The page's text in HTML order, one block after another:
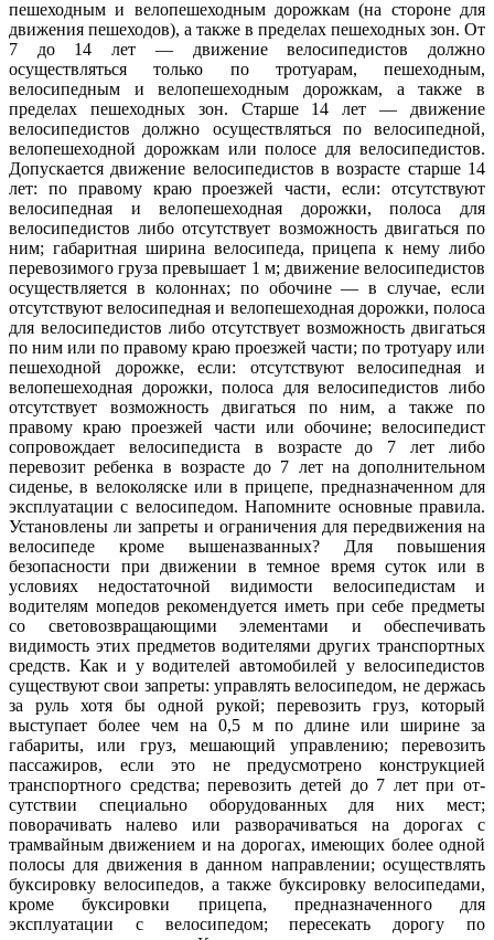
пешеходным и велопешеходным дорожкам (на стороне для
движения пешеходов), а также в пределах пешеходных зон. От
7 до 14 лет — движение велосипедистов должно
осуществляться только по тротуарам, пешеходным,
велосипедным и велопешеходным дорожкам, а также в
пределах пешеходных зон. Старше 14 лет — движение
велосипедистов должно осуществляться по велосипедной,
велопешеходной дорожкам или полосе для велосипедистов.
Допускается движение велосипедистов в возрасте старше 14
лет: по правому краю проезжей части, если: отсутствуют
велосипедная и велопешеходная дорожки, полоса для
велосипедистов либо отсутствует возможность двигаться по
ним; габаритная ширина велосипеда, прицепа к нему либо
перевозимого груза превышает 1 м; движение велосипедистов
осуществляется в колоннах; по обочине — в случае, если
отсутствуют велосипедная и велопешеходная дорожки, полоса
для велосипедистов либо отсутствует возможность двигаться
по ним или по правому краю проезжей части; по тротуару или
пешеходной дорожке, если: отсутствуют велосипедная и
велопешеходная дорожки, полоса для велосипедистов либо
отсутствует возможность двигаться по ним, а также по
правому краю проезжей части или обочине; велосипедист
сопровождает велосипедиста в возрасте до 7 лет либо
перевозит ребенка в возрасте до 7 лет на дополнительном
сиденье, в велоколяске или в прицепе, предназначенном для
эксплуатации с велосипедом. Напомните основные правила.
Установлены ли запреты и ограничения для передвижения на
велосипеде кроме вышеназванных? Для повышения
безопасности при движении в темное время суток или в
условиях недостаточной видимости велосипедистам и
водителям мопедов рекомендуется иметь при себе предметы
со световозвращающими элементами и обеспечивать
видимость этих предметов водителями других транспортных
средств. Как и у водителей автомобилей у велосипедистов
существуют свои запреты: управлять велосипедом, не держась
за руль хотя бы одной рукой; перевозить груз, который
выступает более чем на 0,5 м по длине или ширине за
габариты, или груз, мешающий управлению; перевозить
пассажиров, если это не предусмотрено конструкцией
транспортного средства; перевозить детей до 7 лет при от-
сутствии специально оборудованных для них мест;
поворачивать налево или разворачиваться на дорогах с
трамвайным движением и на дорогах, имеющих более одной
полосы для движения в данном направлении; осуществлять
буксировку велосипедов, а также буксировку велосипедами,
кроме буксировки прицепа, предназначенного для
эксплуатации с велосипедом; пересекать дорогу по